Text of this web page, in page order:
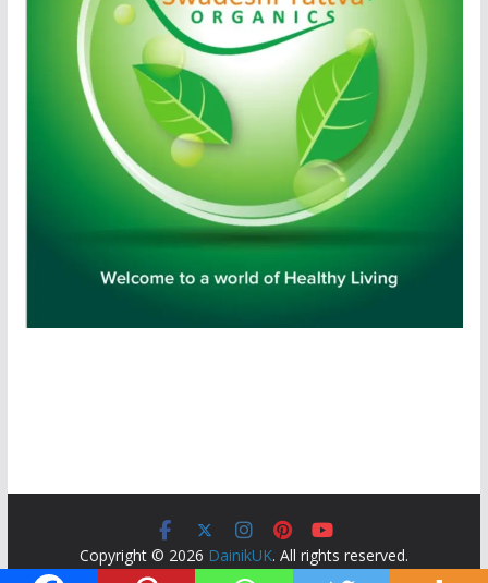
Copyright © 2026 DainikUK. All rights reserved.